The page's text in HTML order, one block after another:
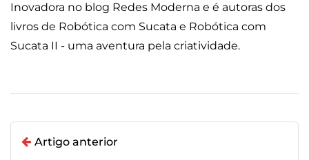
Inovadora no blog Redes Moderna e é autoras dos
livros de Robótica com Sucata e Robótica com
Sucata II - uma aventura pela criatividade.
Artigo anterior